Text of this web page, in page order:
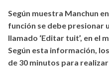
Según muestra Manchun
función se debe presionar
llamado ‘Editar tuit’, en el
Según esta información,
de 30 minutos para